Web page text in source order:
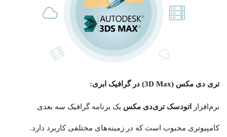
تری دی مکس (3D Max) در گرافیک ابری:
نرم‌افزار اتودسک تری‌دی‌ مکس یک برنامه گرافیک سه بعدی
کامپیوتری محبوب است که در زمینه‌های مختلفی کاربرد دارد.